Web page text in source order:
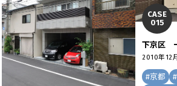
CASE
015
下京区
2010年
#京都 #